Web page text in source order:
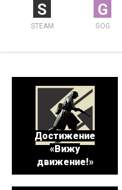
S
STEAM
G
GOG
Достижение
«Вижу
движение!»